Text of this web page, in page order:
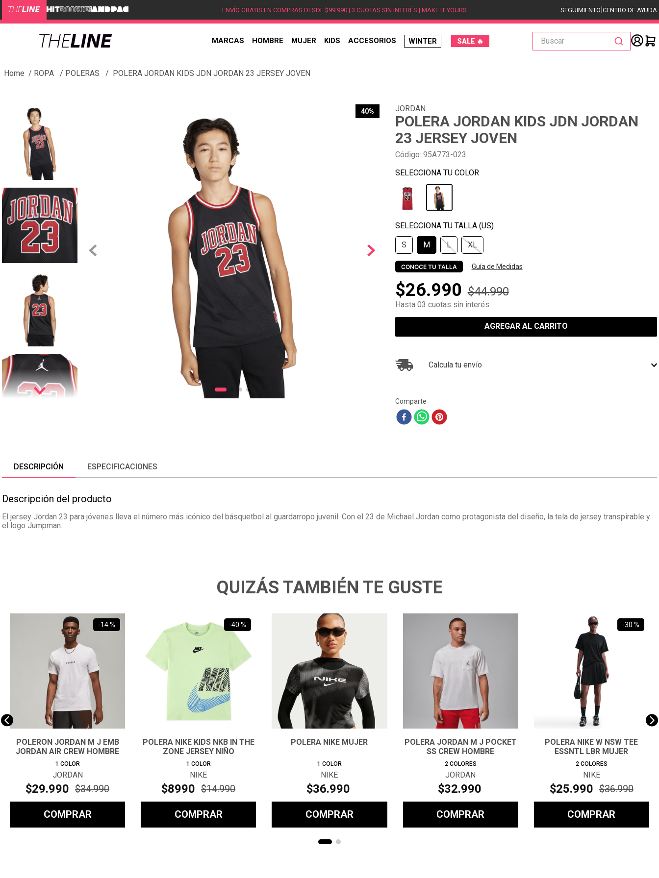
ENVÍO GRATIS EN COMPRAS DESDE $99.990 | 3 CUOTAS SIN INTERÉS | MAKE IT YOURS SEGUIMIENTO|CENTRO DE AYUDA
MARCAS HOMBRE MUJER KIDS ACCESORIOS WINTER SALE 🔥
Buscar
ROPA POLERAS POLERA JORDAN KIDS JDN JORDAN 23 JERSEY JOVEN
40% JORDAN
POLERA JORDAN KIDS JDN JORDAN
23 JERSEY JOVEN
Código: 95A773-023
S M L XL
CONOCE TU TALLA Guía de Medidas
$26.990 $44.990
Hasta 03 cuotas sin interés
AGREGAR AL CARRITO
Calcula tu envío
Comparte
DESCRIPCIÓN ESPECIFICACIONES
Descripción del producto
El jersey Jordan 23 para jóvenes lleva el número más icónico del básquetbol al guardarropo juvenil. Con el 23 de Michael Jordan como protagonista del diseño, la tela de jersey transpirable y
el logo Jumpman.
QUIZÁS TAMBIÉN TE GUSTE
-14 %
POLERON JORDAN M J EMB
JORDAN AIR CREW HOMBRE
1 COLOR
JORDAN
$29.990 $34.990
COMPRAR
-40 %
POLERA NIKE KIDS NKB IN THE
ZONE JERSEY NIÑO
1 COLOR
NIKE
$8990 $14.990
COMPRAR
POLERA NIKE MUJER
1 COLOR
NIKE
$36.990
COMPRAR
POLERA JORDAN M J POCKET
SS CREW HOMBRE
2 COLORES
JORDAN
$32.990
COMPRAR
-30 %
POLERA NIKE W NSW TEE
ESSNTL LBR MUJER
2 COLORES
NIKE
$25.990 $36.990
COMPRAR